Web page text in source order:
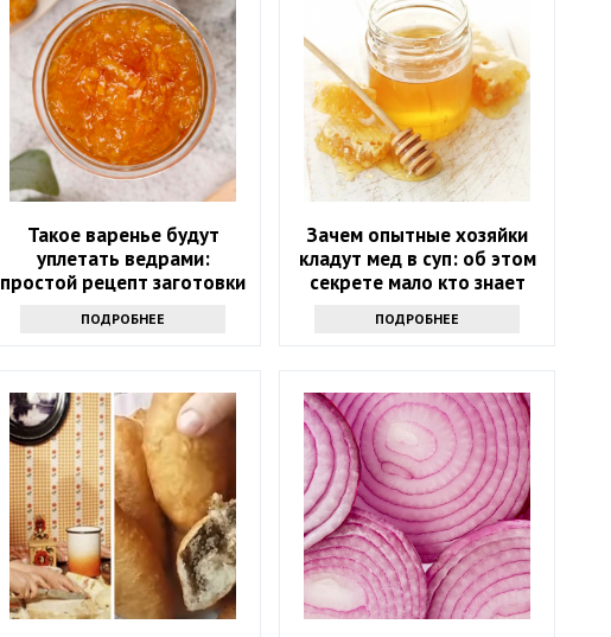
Такое варенье будут
уплетать ведрами:
простой рецепт заготовки
ПОДРОБНЕЕ
Зачем опытные хозяйки
кладут мед в суп: об этом
секрете мало кто знает
ПОДРОБНЕЕ